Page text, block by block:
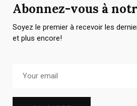
Abonnez-vous à
Soyez le premier à recevoir les
et plus encore!